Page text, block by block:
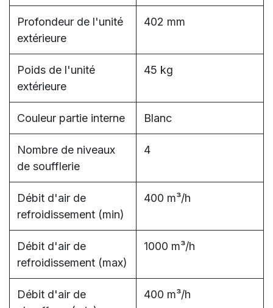
Profondeur de l'unité
extérieure
402 mm
Poids de l'unité
extérieure
45 kg
Couleur partie interne Blanc
Nombre de niveaux
de soufflerie
4
Débit d'air de
refroidissement (min)
400 m³/h
Débit d'air de
refroidissement (max)
1000 m³/h
Débit d'air de
400 m³/h